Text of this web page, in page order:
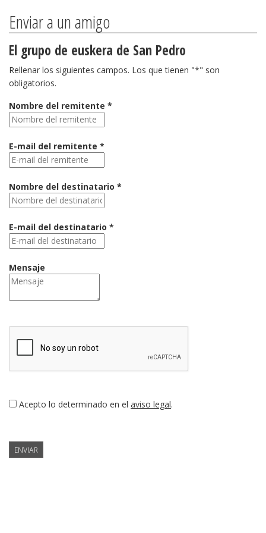
Enviar a un amigo
El grupo de euskera de San Pedro
Rellenar los siguientes campos. Los que tienen "*" son
obligatorios.
Nombre del remitente *
E-mail del remitente *
Nombre del destinatario *
E-mail del destinatario *
Mensaje
Acepto lo determinado en el aviso legal.
ENVIAR